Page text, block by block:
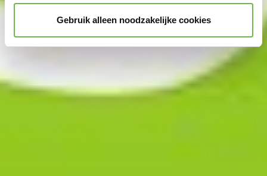
Gebruik alleen noodzakelijke cookies